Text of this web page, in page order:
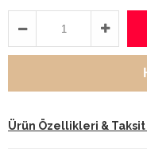
Ürün Özellikleri &